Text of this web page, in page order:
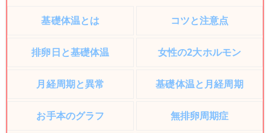
基礎体温とは コツと注意点
排卵日と基礎体温 女性の2大ホルモン
月経周期と異常 基礎体温と月経周期
お手本のグラフ 無排卵周期症